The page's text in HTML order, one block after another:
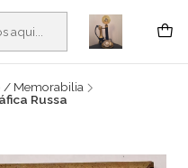
e antiguidades em Viana do
/ Memorabilia
Russa